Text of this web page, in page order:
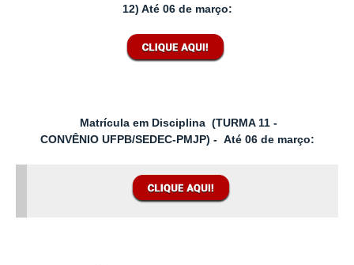
12) Até 06 de março:
Matrícula em Disciplina (TURMA 11 -
CONVÊNIO UFPB/SEDEC-PMJP) - Até06de março: